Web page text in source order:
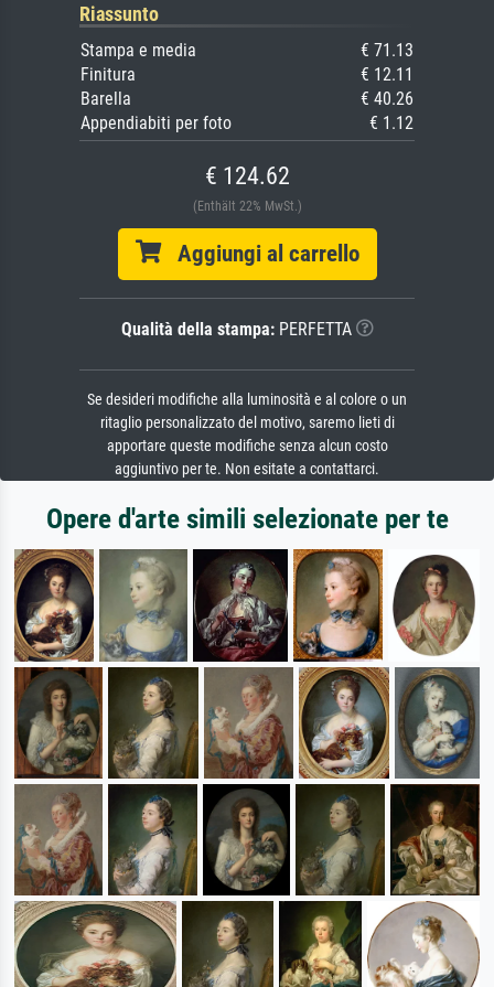
Riassunto
Stampa e media
€ 71.13
Finitura
€ 12.11
Barella
€ 40.26
Appendiabiti per foto
€ 1.12
€ 124.62
(Enthält 22% MwSt.)
Aggiungi al carrello
Qualità della stampa:PERFETTA
Se desideri modifiche alla luminosità e al colore o un
ritaglio personalizzato del motivo, saremo lieti di
apportare queste modifiche senza alcun costo
aggiuntivo per te. Non esitate a contattarci.
Opere d'arte simili selezionate per te